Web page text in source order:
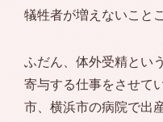
犠牲者が増えないこと
ふだん、体外受精とい
寄与する仕事をさせて
市、横浜市の病院で出